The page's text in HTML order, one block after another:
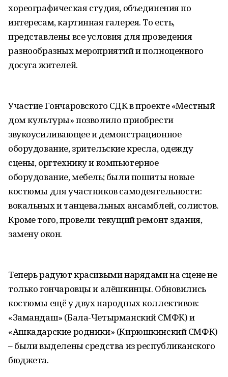
хореографическая студия, объединения по
интересам, картинная галерея. То есть,
представлены все условия для проведения
разнообразных мероприятий и полноценного
досуга жителей.
Участие Гончаровского СДК в проекте «Местный
дом культуры» позволило приобрести
звукоусиливающее и демонстрационное
оборудование, зрительские кресла, одежду
сцены, оргтехнику и компьютерное
оборудование, мебель; были пошиты новые
костюмы для участников самодеятельности:
вокальных и танцевальных ансамблей, солистов.
Кроме того, провели текущий ремонт здания,
замену окон.
Теперь радуют красивыми нарядами на сцене не
только гончаровцы и алёшкинцы. Обновились
костюмы ещë у двух народных коллективов:
«Замандаш» (Бала-Четырманский СМФК) и
«Ашкадарские родники» (Кирюшкинский СМФК)
– были выделены средства из республиканского
бюджета.